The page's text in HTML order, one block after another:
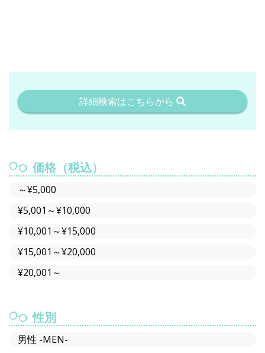
詳細検索はこちらから
価格（税込）
～¥5,000
¥5,001～¥10,000
¥10,001～¥15,000
¥15,001～¥20,000
¥20,001～
性別
男性 -MEN-